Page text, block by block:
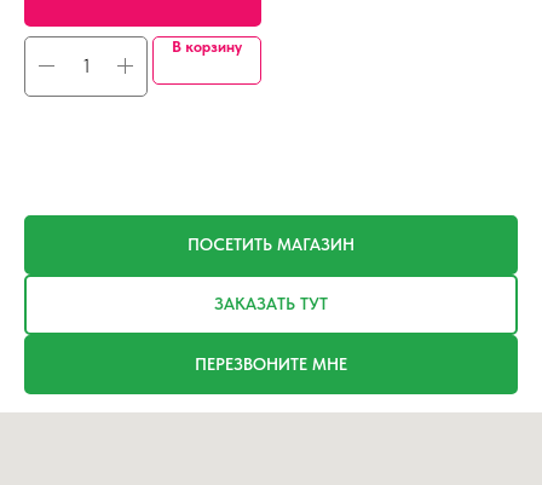
В корзину
ПОСЕТИТЬ МАГАЗИН
ЗАКАЗАТЬ ТУТ
ПЕРЕЗВОНИТЕ МНЕ